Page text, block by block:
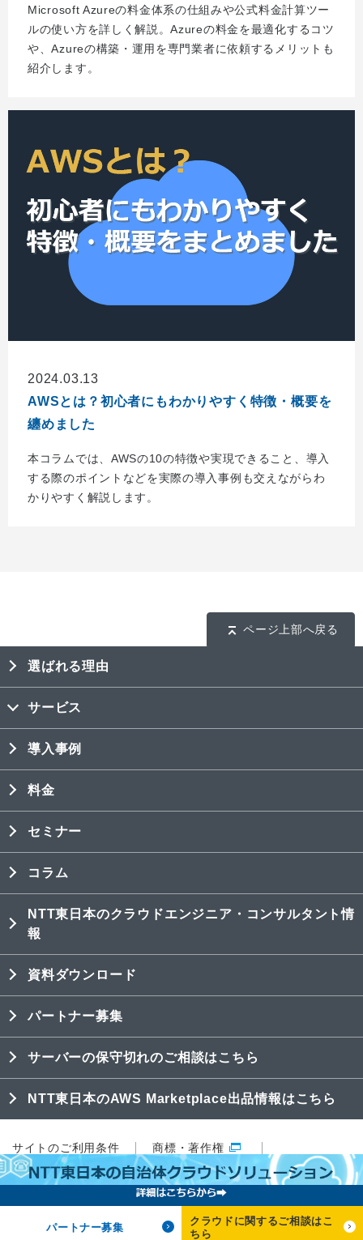
Microsoft Azureの料金体系の仕組みや公式料金計算ツー
ルの使い方を詳しく解説。Azureの料金を最適化するコツ
や、Azureの構築・運用を専門業者に依頼するメリットも
紹介します。
2024.03.13
AWSとは？初心者にもわかりやすく特徴・概要を
纏めました
本コラムでは、AWSの10の特徴や実現できること、導入
する際のポイントなどを実際の導入事例も交えながらわ
かりやすく解説します。
ページ上部へ戻る
選ばれる理由
サービス
導入事例
料金
セミナー
コラム
NTT東日本のクラウドエンジニア・コンサルタント情
報
資料ダウンロード
パートナー募集
サーバーの保守切れのご相談はこちら
NTT東日本のAWS Marketplace出品情報はこちら
パートナー募集
クラウドに関するご相談はこ
ちら
サイトのご利用条件
商標・著作権
プライバシーポリシー
特定商取引法表記
Copyright © 2018 NTT東日本株式会社
All Rights Reserved.